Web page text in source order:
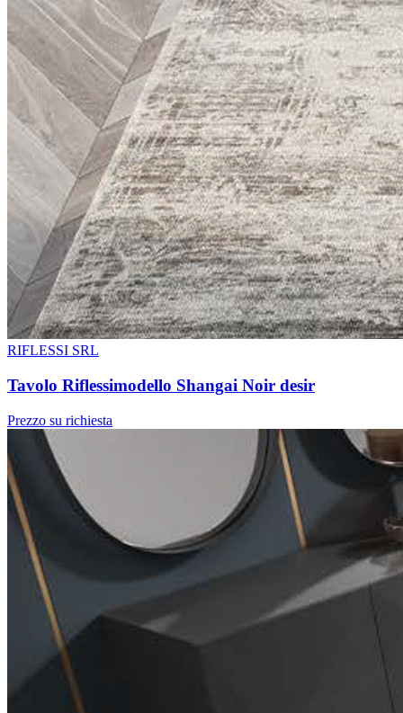
RIFLESSI SRL
Tavolo Riflessimodello Shangai Noir desir
Prezzo su richiesta